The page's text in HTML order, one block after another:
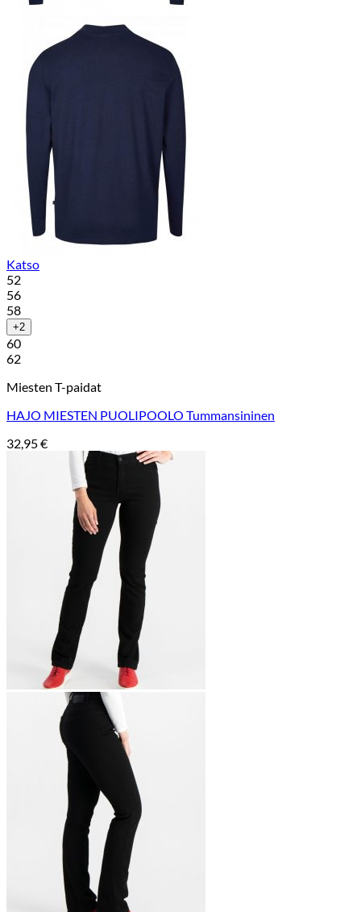
Katso
52
56
58
+2
60
62
Miesten T-paidat
HAJO MIESTEN PUOLIPOOLO Tummansininen
32,95€